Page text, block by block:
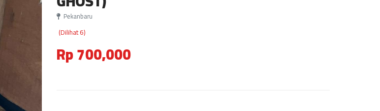
Pekanbaru
(Dilihat 6)
Rp 700,000